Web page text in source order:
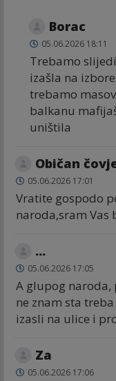
Borac
05.06.2026 18:11
Trebamo
izašla na
trebamo
balkanu
uništila
Običan
05.06.2026 17:01
Vratite gospodo
naroda,sram Vas
...
05.06.2026 17:05
A glupog naroda,
ne znam sta
izasli na ulice i
Za
05.06.2026 17:06